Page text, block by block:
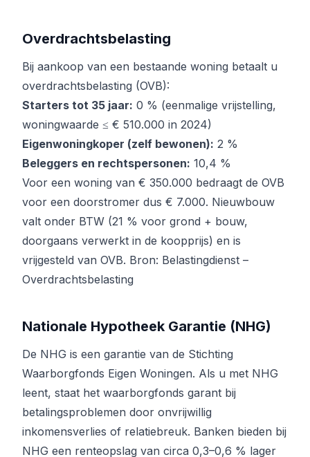
Overdrachtsbelasting
Bij aankoop van een bestaande woning betaalt u
overdrachtsbelasting (OVB):
Starters tot 35 jaar: 0 % (eenmalige vrijstelling,
woningwaarde ≤ € 510.000 in 2024)
Eigenwoningkoper (zelf bewonen): 2 %
Beleggers en rechtspersonen: 10,4 %
Voor een woning van € 350.000 bedraagt de OVB
voor een doorstromer dus € 7.000. Nieuwbouw
valt onder BTW (21 % voor grond + bouw,
doorgaans verwerkt in de koopprijs) en is
vrijgesteld van OVB. Bron: Belastingdienst –
Overdrachtsbelasting
Nationale Hypotheek Garantie (NHG)
De NHG is een garantie van de Stichting
Waarborgfonds Eigen Woningen. Als u met NHG
leent, staat het waarborgfonds garant bij
betalingsproblemen door onvrijwillig
inkomensverlies of relatiebreuk. Banken bieden bij
NHG een renteopslag van circa 0,3–0,6 % lager